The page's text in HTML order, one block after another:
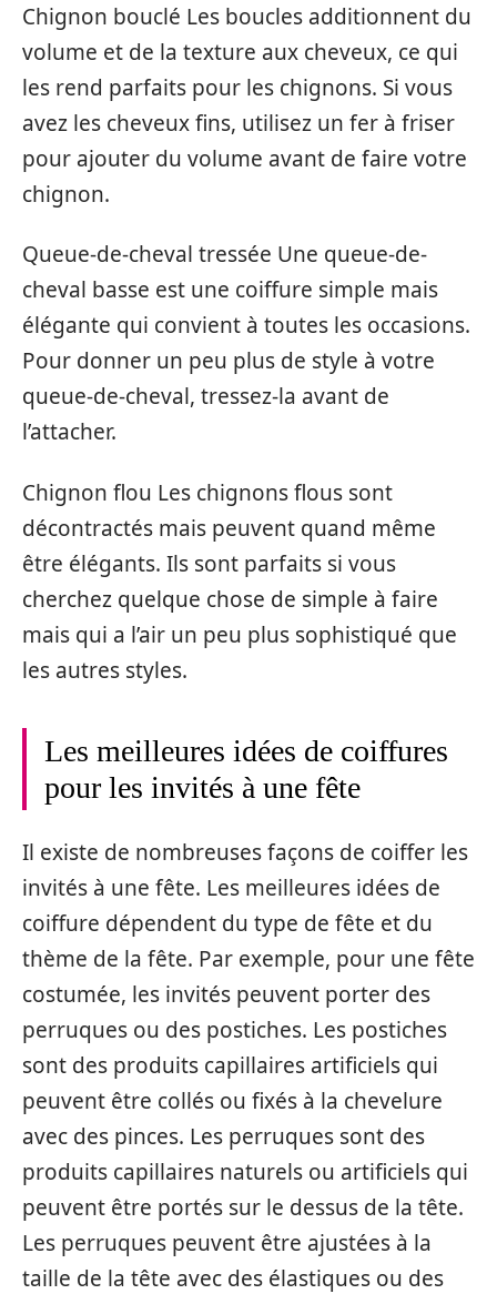
Chignon bouclé Les boucles additionnent du
volume et de la texture aux cheveux, ce qui
les rend parfaits pour les chignons. Si vous
avez les cheveux fins, utilisez un fer à friser
pour ajouter du volume avant de faire votre
chignon.
Queue-de-cheval tressée Une queue-de-
cheval basse est une coiffure simple mais
élégante qui convient à toutes les occasions.
Pour donner un peu plus de style à votre
queue-de-cheval, tressez-la avant de
l’attacher.
Chignon flou Les chignons flous sont
décontractés mais peuvent quand même
être élégants. Ils sont parfaits si vous
cherchez quelque chose de simple à faire
mais qui a l’air un peu plus sophistiqué que
les autres styles.
Les meilleures idées de coiffures
pour les invités à une fête
Il existe de nombreuses façons de coiffer les
invités à une fête. Les meilleures idées de
coiffure dépendent du type de fête et du
thème de la fête. Par exemple, pour une fête
costumée, les invités peuvent porter des
perruques ou des postiches. Les postiches
sont des produits capillaires artificiels qui
peuvent être collés ou fixés à la chevelure
avec des pinces. Les perruques sont des
produits capillaires naturels ou artificiels qui
peuvent être portés sur le dessus de la tête.
Les perruques peuvent être ajustées à la
taille de la tête avec des élastiques ou des